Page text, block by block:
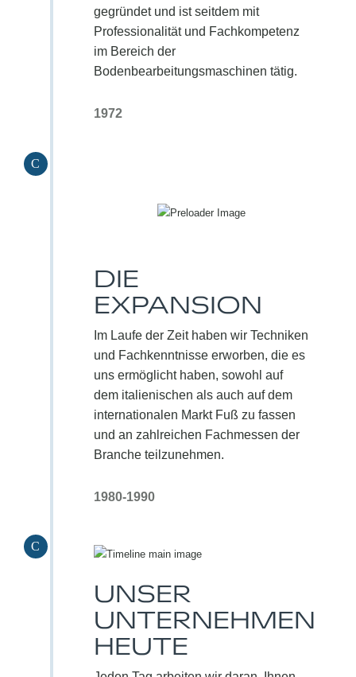
gegründet und ist seitdem mit
Professionalität und Fachkompetenz
im Bereich der
Bodenbearbeitungsmaschinen tätig.
1972
C
DIE
EXPANSION
Im Laufe der Zeit haben wir Techniken
und Fachkenntnisse erworben, die es
uns ermöglicht haben, sowohl auf
dem italienischen als auch auf dem
internationalen Markt Fuß zu fassen
und an zahlreichen Fachmessen der
Branche teilzunehmen.
1980-1990
C
UNSER
UNTERNEHMEN
HEUTE